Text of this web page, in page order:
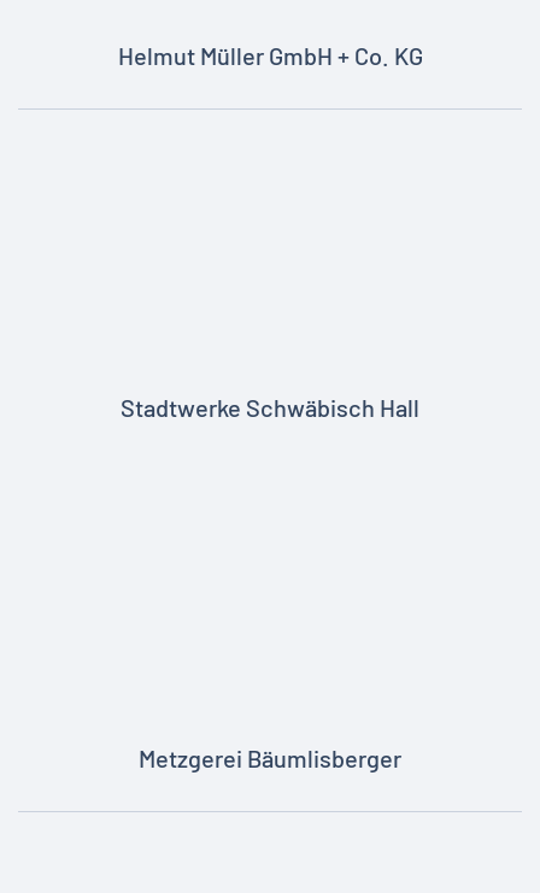
Helmut Müller GmbH + Co. KG
Stadtwerke Schwäbisch Hall
Metzgerei Bäumlisberger